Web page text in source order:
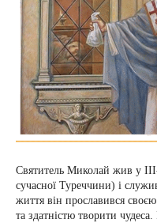
Святитель Миколай жив у III-
сучасної Туреччини) і
життя він прославився
та здатністю творити